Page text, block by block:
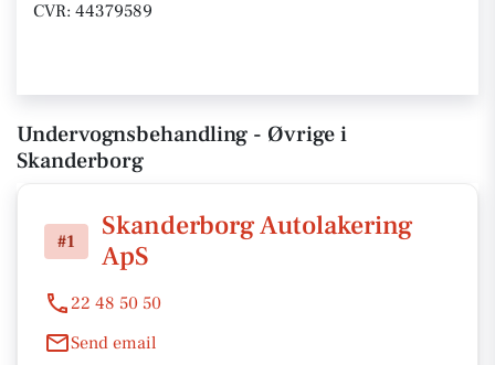
CVR: 44379589
Undervognsbehandling - Øvrige i
Skanderborg
#1
Skanderborg Autolakering
ApS
22 48 50 50
Send email